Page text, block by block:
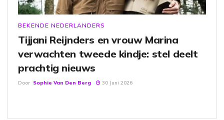
BEKENDE NEDERLANDERS
Tijjani Reijnders en vrouw Marina
verwachten tweede kindje: stel deelt
prachtig nieuws
Door Sophie Van Den Berg 30 Juni 2026